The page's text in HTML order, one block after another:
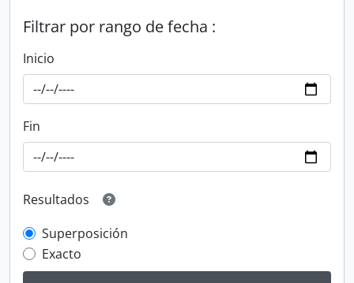
Filtrar por rango de fecha :
Inicio
Fin
Resultados
Superposición
Exacto